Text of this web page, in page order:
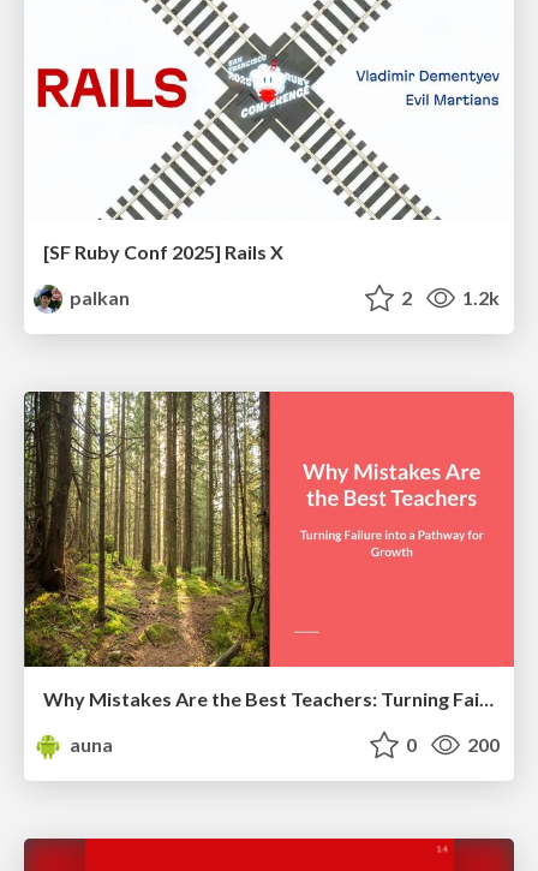
[SF Ruby Conf 2025] Rails X
palkan
2 1.2k
Why Mistakes Are the Best Teachers: Turning Failure into a Pathway for Growth
auna
0 200